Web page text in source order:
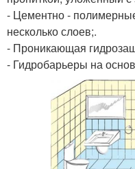
- Цементно -
несколько слоев;.
- Проникающая
- Гидробарьеры на